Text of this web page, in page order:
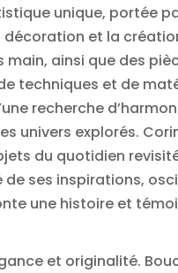
unique, portée
décoration et la
ainsi que des
techniques et de
recherche
univers explorés.
du quotidien
de ses inspirations,
une histoire et
et originalité.